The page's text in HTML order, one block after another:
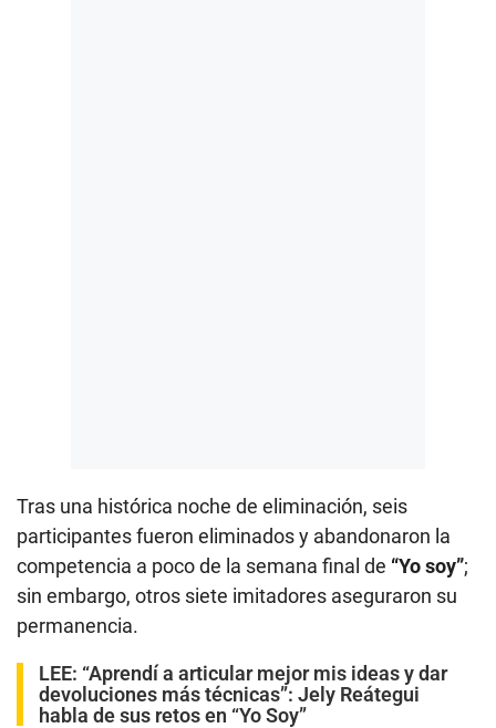
Tras una histórica noche de eliminación, seis
participantes fueron eliminados y abandonaron la
competencia a poco de la semana final de “Yo soy”;
sin embargo, otros siete imitadores aseguraron su
permanencia.
LEE: “Aprendí a articular mejor mis ideas y dar
devoluciones más técnicas”: Jely Reátegui
habla de sus retos en “Yo Soy”